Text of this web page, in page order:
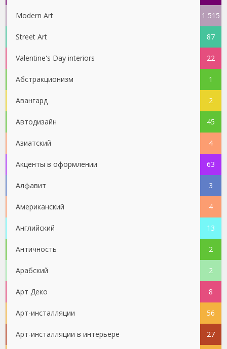
Modern Art 1 515
Street Art 87
Valentine's Day interiors 22
Абстракционизм 1
Авангард 2
Автодизайн 45
Азиатский 4
Акценты в оформлении 63
Алфавит 3
Американский 4
Английский 13
Античность 2
Арабский 2
Арт Деко 8
Арт-инсталляции 56
Арт-инсталляции в интерьере 27